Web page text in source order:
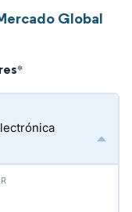
Global
*